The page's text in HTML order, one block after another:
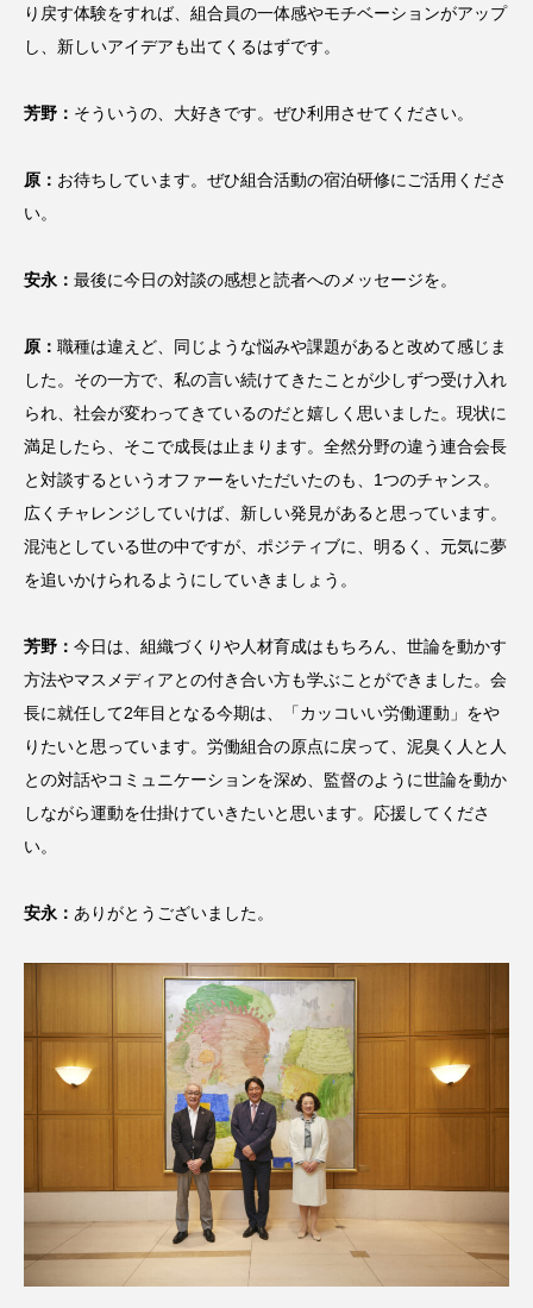
り戻す体験をすれば、組合員の一体感やモチベーションがアップ
し、新しいアイデアも出てくるはずです。
芳野： そういうの、大好きです。ぜひ利用させてください。
原： お待ちしています。ぜひ組合活動の宿泊研修にご活用くださ
い。
安永： 最後に今日の対談の感想と読者へのメッセージを。
原： 職種は違えど、同じような悩みや課題があると改めて感じま
した。その一方で、私の言い続けてきたことが少しずつ受け入れ
られ、社会が変わってきているのだと嬉しく思いました。現状に
満足したら、そこで成長は止まります。全然分野の違う連合会長
と対談するというオファーをいただいたのも、1つのチャンス。
広くチャレンジしていけば、新しい発見があると思っています。
混沌としている世の中ですが、ポジティブに、明るく、元気に夢
を追いかけられるようにしていきましょう。
芳野： 今日は、組織づくりや人材育成はもちろん、世論を動かす
方法やマスメディアとの付き合い方も学ぶことができました。会
長に就任して2年目となる今期は、「カッコいい労働運動」をや
りたいと思っています。労働組合の原点に戻って、泥臭く人と人
との対話やコミュニケーションを深め、監督のように世論を動か
しながら運動を仕掛けていきたいと思います。応援してくださ
い。
安永： ありがとうございました。